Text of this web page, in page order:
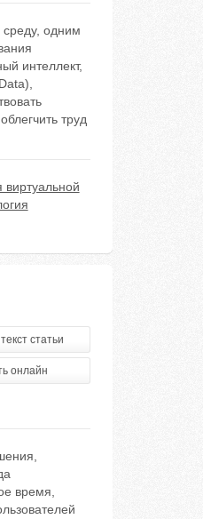
одним
интеллект,
труд
виртуальной
статьи
онлайн
время,